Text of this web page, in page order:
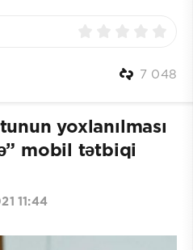
7 048
yoxlanılması
mobil tətbiqi
11:44